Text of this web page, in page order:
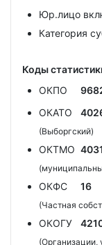
Юр.лицо
Категория
Коды
ОКПО
ОКАТО
(Выборгский)
ОКТМО
ОКФС 16
(Частная
ОКОГУ